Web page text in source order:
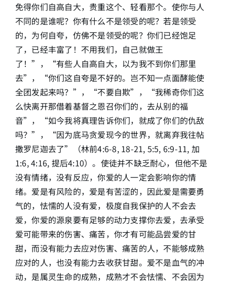
免得你们自高自大，贵重这个、轻看那个。使你与人
不同的是谁呢？你有什么不是领受的呢？若是领受
的，为何自夸，仿佛不是领受的呢？你们已经饱足
了，已经丰富了！不用我们，自己就做王
了！”，“有些人自高自大，以为我不到你们那里
去”，“你们这自夸是不好的。岂不知一点面酵能使
全团发起来吗？”，“不要自欺”，“我稀奇你们这
么快离开那借着基督之恩召你们的，去从别的福
音”，“如今我将真理告诉你们，就成了你们的仇敌
吗？”，“因为底马贪爱现今的世界，就离弃我往帖
撒罗尼迦去了”（林前4:6-8, 18-21, 5:5, 6:9-11, 加
1:6, 4:16, 提后4:10）。使徒并不缺乏耐心，但他不是
没有情绪，没有反应，你爱的人一定会影响你的情
绪。爱是有风险的，爱是有苦涩的，因此爱是需要勇
气的，怯懦的人没有爱，极度自我保护的人不会去
爱，你爱的源泉要有足够的动力支撑你去爱，去承受
爱可能带来的伤害、痛苦，你才有可能品尝爱的甘
甜，而没有能力去应对伤害、痛苦的人，不能够成熟
应对的人，也没有能力去收获甘甜。爱不是血气的冲
动，是属灵生命的成熟，成熟才不会怯懦、不会因为